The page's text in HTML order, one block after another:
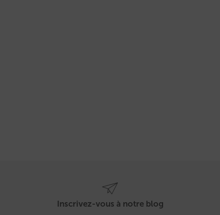
Inscrivez-vous à notre blog